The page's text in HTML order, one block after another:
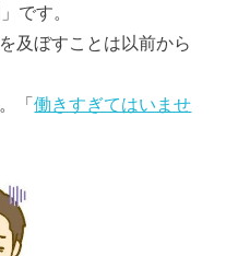
です。
及ぼすことは以前から
「働きすぎてはいませ